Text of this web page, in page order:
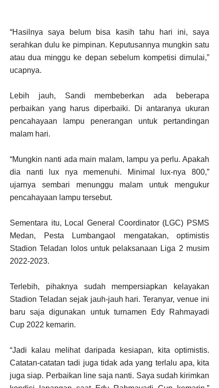
“Hasilnya saya belum bisa kasih tahu hari ini, saya
serahkan dulu ke pimpinan. Keputusannya mungkin satu
atau dua minggu ke depan sebelum kompetisi dimulai,”
ucapnya.
Lebih jauh, Sandi membeberkan ada beberapa
perbaikan yang harus diperbaiki. Di antaranya ukuran
pencahayaan lampu penerangan untuk pertandingan
malam hari.
“Mungkin nanti ada main malam, lampu ya perlu. Apakah
dia nanti lux nya memenuhi. Minimal lux-nya 800,”
ujarnya sembari menunggu malam untuk mengukur
pencahayaan lampu tersebut.
Sementara itu, Local General Coordinator (LGC) PSMS
Medan, Pesta Lumbangaol mengatakan, optimistis
Stadion Teladan lolos untuk pelaksanaan Liga 2 musim
2022-2023.
Terlebih, pihaknya sudah mempersiapkan kelayakan
Stadion Teladan sejak jauh-jauh hari. Teranyar, venue ini
baru saja digunakan untuk turnamen Edy Rahmayadi
Cup 2022 kemarin.
“Jadi kalau melihat daripada kesiapan, kita optimistis.
Catatan-catatan tadi juga tidak ada yang terlalu apa, kita
juga siap. Perbaikan line saja nanti. Saya sudah kirimkan